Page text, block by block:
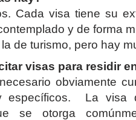
Cada visa tiene su
y de forma
de turismo, pero hay
visas para residir
obviamente
específicos. La visa
otorga